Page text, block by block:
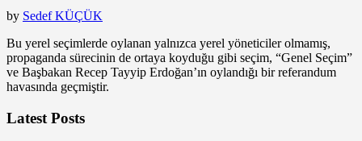
by Sedef KÜÇÜK
Bu yerel seçimlerde oylanan yalnızca yerel yöneticiler olmamış,
propaganda sürecinin de ortaya koyduğu gibi seçim, “Genel Seçim”
ve Başbakan Recep Tayyip Erdoğan’ın oylandığı bir referandum
havasında geçmiştir.
Latest Posts